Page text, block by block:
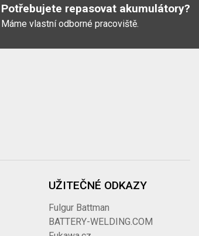
Potřebujete repasovat akumulátory?
Máme vlastní odborné pracoviště.
UŽITEČNÉ ODKAZY
Fulgur Battman
BATTERY-WELDING.COM